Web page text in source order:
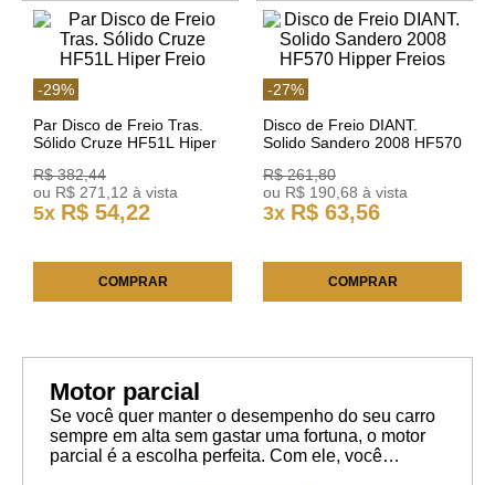
-29%
Par Disco de Freio Tras.
Sólido Cruze HF51L Hiper
R$ 382,44
ou R$ 271,12 à vista
5x R$ 54,22
COMPRAR
-27%
Disco de Freio DIANT.
Solido Sandero 2008 HF570
R$ 261,80
ou R$ 190,68 à vista
3x R$ 63,56
COMPRAR
Motor parcial
Se você quer manter o desempenho do seu carro
sempre em alta sem gastar uma fortuna, o motor
parcial é a escolha perfeita. Com ele, você